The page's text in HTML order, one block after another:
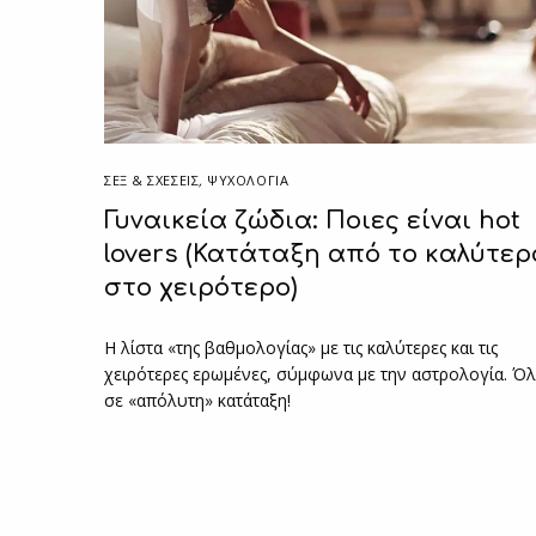
ΣΕΞ & ΣΧΈΣΕΙΣ, ΨΥΧΟΛΟΓΙΑ
Γυναικεία ζώδια: Ποιες είναι hot
lovers (Κατάταξη από το
στο χειρότερο)
Η λίστα «της βαθμολογίας» με τις καλύτερες και τις
χειρότερες ερωμένες, σύμφωνα με την αστρολογία.
σε «απόλυτη» κατάταξη!